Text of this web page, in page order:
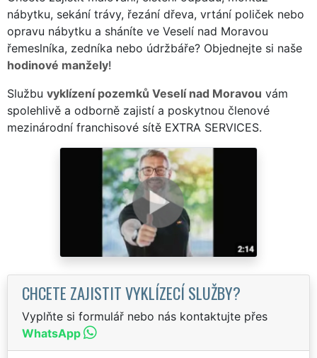
nábytku, sekání trávy, řezání dřeva, vrtání poliček nebo
opravu nábytku a sháníte ve Veselí nad Moravou
řemeslníka, zedníka nebo údržbáře? Objednejte si naše
hodinové manžely!
Službu vyklízení pozemků Veselí nad Moravou vám
spolehlivě a odborně zajistí a poskytnou členové
mezinárodní franchisové sítě EXTRA SERVICES.
CHCETE ZAJISTIT VYKLÍZECÍ SLUŽBY?
Vyplňte si formulář nebo nás kontaktujte přes
WhatsApp